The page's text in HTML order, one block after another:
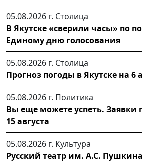
05.08.2026 г. Столица
В Якутске «сверили часы» по
Единому дню голосования
05.08.2026 г. Столица
Прогноз погоды в Якутске на 6
05.08.2026 г. Политика
Вы еще можете успеть.
15 августа
05.08.2026 г. Культура
Русский театр им. А.С.